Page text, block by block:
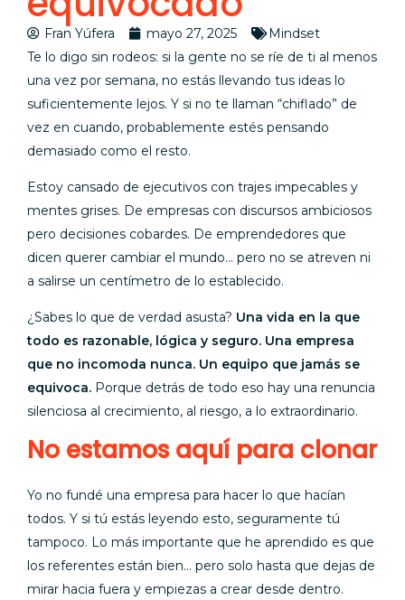
Fran Yúfera mayo 27, 2025
Mindset
Te lo digo sin rodeos: si la gente no se ríe de ti al menos
una vez por semana, no estás llevando tus ideas lo
suficientemente lejos. Y si no te llaman “chiflado” de
vez en cuando, probablemente estés pensando
demasiado como el resto.
Estoy cansado de ejecutivos con trajes impecables y
mentes grises. De empresas con discursos ambiciosos
pero decisiones cobardes. De emprendedores que
dicen querer cambiar el mundo… pero no se atreven ni
a salirse un centímetro de lo establecido.
¿Sabes lo que de verdad asusta? Una vida en la que
todo es razonable, lógica y seguro. Una empresa
que no incomoda nunca. Un equipo que jamás se
equivoca. Porque detrás de todo eso hay una renuncia
silenciosa al crecimiento, al riesgo, a lo extraordinario.
No estamos aquí para clonar
Yo no fundé una empresa para hacer lo que hacían
todos. Y si tú estás leyendo esto, seguramente tú
tampoco. Lo más importante que he aprendido es que
los referentes están bien… pero solo hasta que dejas de
mirar hacia fuera y empiezas a crear desde dentro.